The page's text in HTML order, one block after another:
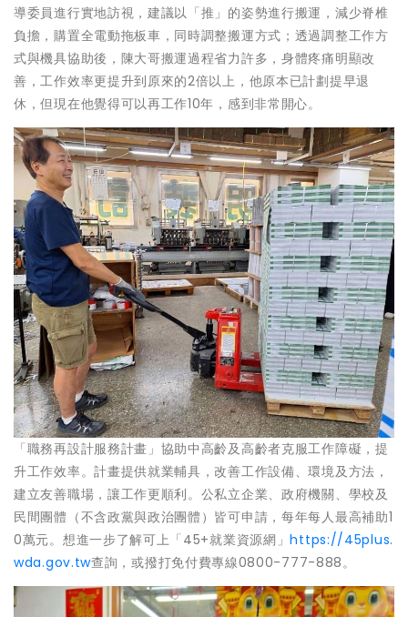
導委員進行實地訪視，建議以「推」的姿勢進行搬運，減少脊椎
負擔，購置全電動拖板車，同時調整搬運方式；透過調整工作方
式與機具協助後，陳大哥搬運過程省力許多，身體疼痛明顯改
善，工作效率更提升到原來的2倍以上，他原本已計劃提早退
休，但現在他覺得可以再工作10年，感到非常開心。
「職務再設計服務計畫」協助中高齡及高齡者克服工作障礙，提
升工作效率。計畫提供就業輔具，改善工作設備、環境及方法，
建立友善職場，讓工作更順利。公私立企業、政府機關、學校及
民間團體（不含政黨與政治團體）皆可申請，每年每人最高補助1
0萬元。想進一步了解可上「45+就業資源網」https://45plus.
wda.gov.tw查詢，或撥打免付費專線0800-777-888。